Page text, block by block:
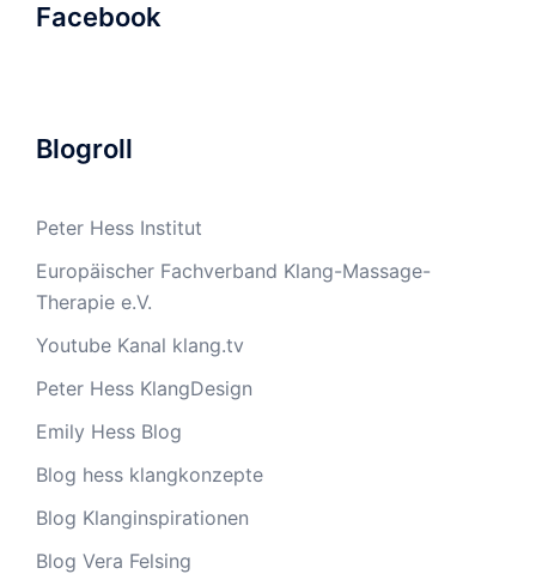
Facebook
Blogroll
Peter Hess Institut
Europäischer Fachverband Klang-Massage-
Therapie e.V.
Youtube Kanal klang.tv
Peter Hess KlangDesign
Emily Hess Blog
Blog hess klangkonzepte
Blog Klanginspirationen
Blog Vera Felsing